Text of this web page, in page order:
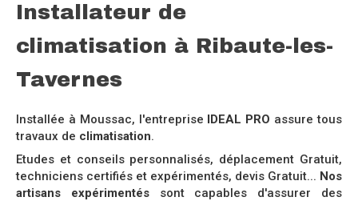
Installateur de
climatisation à Ribaute-les-
Tavernes
Installée à Moussac, l'entreprise IDEAL PRO assure tous
travaux de climatisation.
Etudes et conseils personnalisés, déplacement Gratuit,
techniciens certifiés et expérimentés, devis Gratuit... Nos
artisans expérimentéssont capables d'assurer des